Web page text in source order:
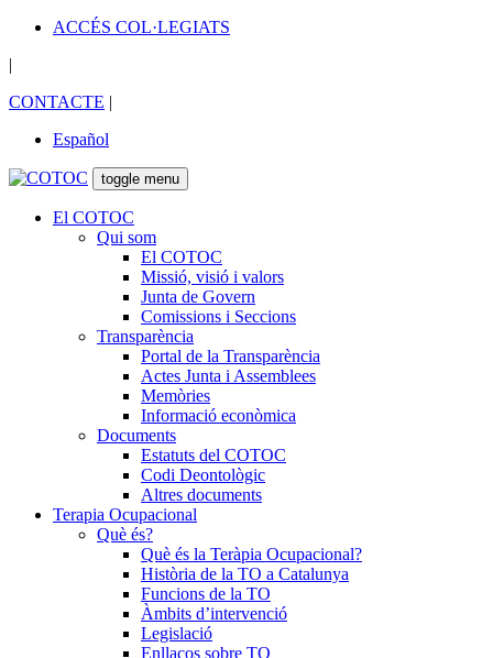
ACCÉS COL·LEGIATS
|
CONTACTE |
Español
toggle menu
El COTOC
Qui som
El COTOC
Missió, visió i valors
Junta de Govern
Comissions i Seccions
Transparència
Portal de la Transparència
Actes Junta i Assemblees
Memòries
Informació econòmica
Documents
Estatuts del COTOC
Codi Deontològic
Altres documents
Terapia Ocupacional
Què és?
Què és la Teràpia Ocupacional?
Història de la TO a Catalunya
Funcions de la TO
Àmbits d’intervenció
Legislació
Enllaços sobre TO